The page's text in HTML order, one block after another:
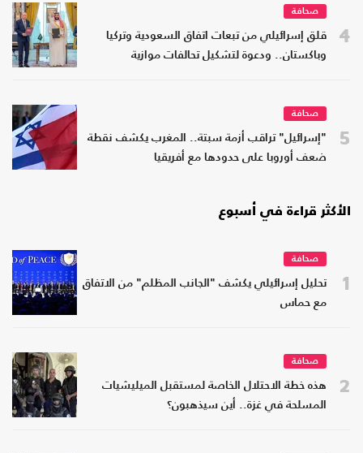
4
صحافة
قلق إسرائيلي من تبعات اتفاق السعودية وتركيا
وباكستان.. ودعوة لتشكيل تحالفات موازية
5
صحافة
"إسرائيل" تراقب أزمة سبتة.. المغرب يكشف نقطة
ضعف أوروبا على حدودها مع أفريقيا
الأكثر قراءة في أسبوع
1
صحافة
تحليل إسرائيلي يكشف "الجانب المظلم" من الاتفاق
مع حماس
2
صحافة
هذه خطة الاحتلال الخاصة لمستقبل الميليشيات
المسلحة في غزة.. أين سيذهبون؟